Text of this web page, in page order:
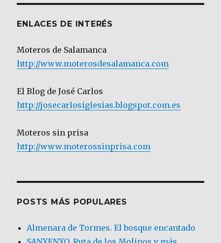
ENLACES DE INTERÉS
Moteros de Salamanca
http://www.moterosdesalamanca.com
El Blog de José Carlos
http://josecarlosiglesias.blogspot.com.es
Moteros sin prisa
http://www.moterossinprisa.com
POSTS MÁS POPULARES
Almenara de Tormes. El bosque encantado